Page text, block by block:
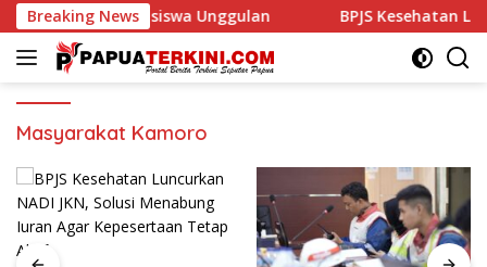
Langsung
ke
konten
Breaking News
Lewat Beasiswa Unggulan BPJS Kesehatan
Masyarakat Kamoro